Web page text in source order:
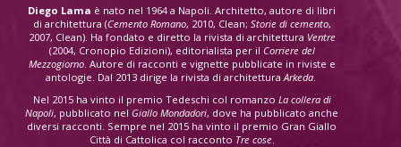
Diego Lama è nato nel 1964 a Napoli. Architetto, autore di libri
di architettura (Cemento Romano, 2010, Clean; Storie di cemento,
2007, Clean). Ha fondato e diretto la rivista di architettura Ventre
(2004, Cronopio Edizioni), editorialista per il Corriere del
Mezzogiorno. Autore di racconti e vignette pubblicate in riviste e
antologie. Dal 2013 dirige la rivista di architetturaArkeda.
Nel 2015 ha vinto il premio Tedeschi col romanzo La collera di
Napoli, pubblicato nel Giallo Mondadori, dove ha pubblicato anche
diversi racconti. Sempre nel 2015 ha vinto il premio Gran Giallo
Città di Cattolica col racconto Tre cose.